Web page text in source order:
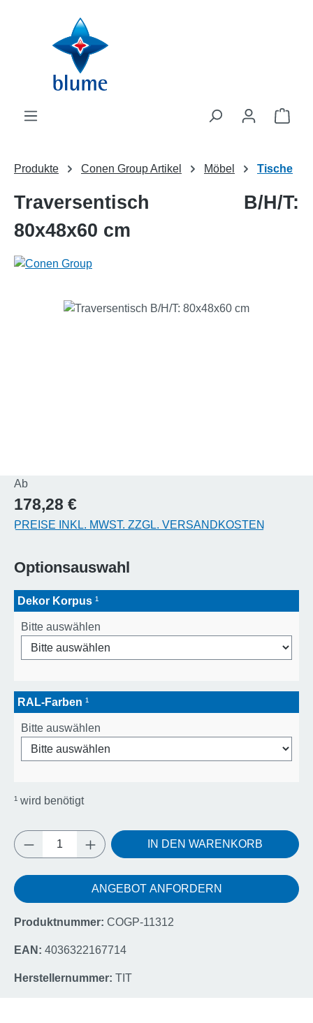
Zum Hauptinhalt springen
Produkte Conen Group Artikel Möbel Tische
Traversentisch B/H/T:
80x48x60 cm
Bildergalerie überspringen
AbRegulärer Preis:
178,28 €
PREISE INKL. MWST. ZZGL. VERSANDKOSTEN
Optionsauswahl
Dekor Korpus ¹
Bitte auswählen
RAL-Farben ¹
Bitte auswählen
¹ wird benötigt
Produkt Anzahl: Gib den gewünschten
IN DEN WARENKORB
ANGEBOT ANFORDERN
Produktnummer: COGP-11312
EAN: 4036322167714
Herstellernummer: TIT